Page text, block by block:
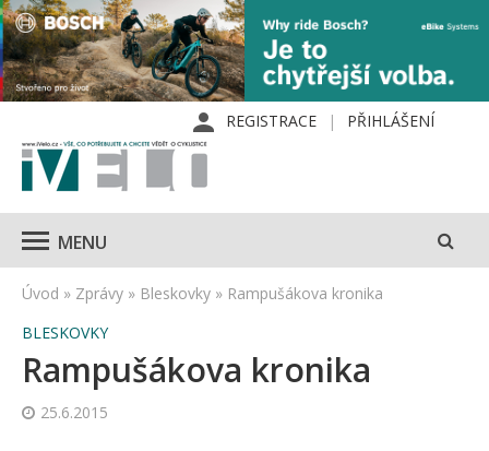
REGISTRACE PŘIHLÁŠENÍ
MENU
Úvod » Zprávy » Bleskovky » Rampušákova kronika
BLESKOVKY
Rampušákova kronika
25.6.2015